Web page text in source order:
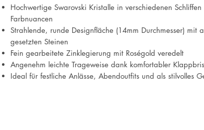
Hochwertige Swarovski Kristalle in verschiedenen Schliffen
Farbnuancen
Strahlende, runde Designfläche (14mm Durchmesser) mit
gesetzten Steinen
Fein gearbeitete Zinklegierung mit Roségold veredelt
Angenehm leichte Trageweise dank komfortabler
Ideal für festliche Anlässe, Abendoutfits und als stilvolles